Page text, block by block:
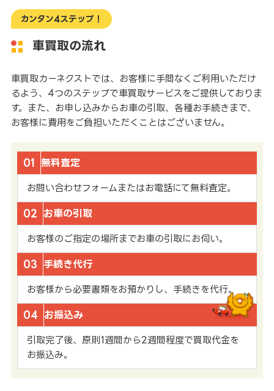
カンタン4ステップ！
車買取の流れ
車買取カーネクストでは、お客様に手間なくご利用いただけ
るよう、4つのステップで車買取サービスをご提供しておりま
す。また、お申し込みからお車の引取、各種お手続きまで、
お客様に費用をご負担いただくことはございません。
01 無料査定
お問い合わせフォームまたはお電話にて無料査定。
02 お車の引取
お客様のご指定の場所までお車の引取にお伺い。
03 手続き代行
お客様から必要書類をお預かりし、手続きを代行。
04 お振込み
引取完了後、原則1週間から2週間程度で買取代金を
お振込み。